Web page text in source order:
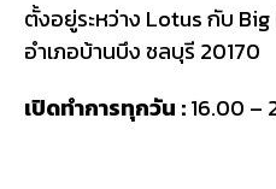
ตั้งอยู่ระหว่าง Lotus กับ
อำเภอบ้านบึง ชลบุรี 20170
เปิดทำการทุกวัน :16.00 –